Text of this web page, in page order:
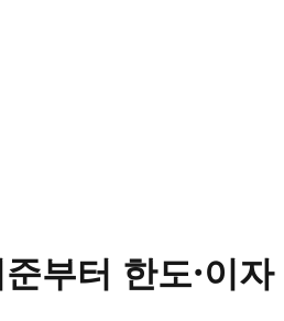
부터 한도·이